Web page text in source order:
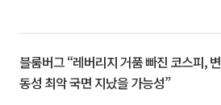
블룸버그 “레버리지 거품 빠진 코스피, 변
동성 최악 국면 지났을 가능성”